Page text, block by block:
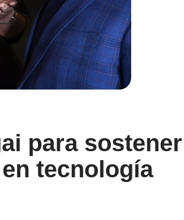
para sostener
tecnología